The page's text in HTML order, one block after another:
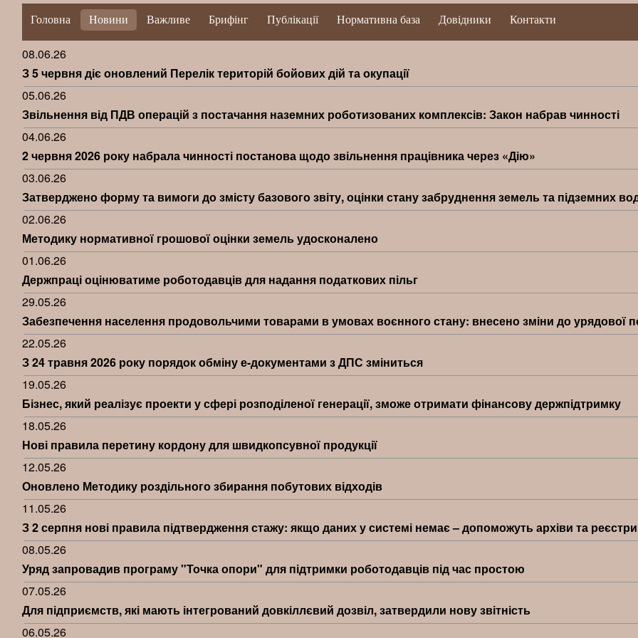
Головна Новини Важливе Брифінг Публікації Нормативна база Довідники Контакти
08.06.26
З 5 червня діє оновлений Перелік територій бойових дій та окупації
05.06.26
Звільнення від ПДВ операцій з постачання наземних роботизованих комплексів: Закон набрав чинності
04.06.26
2 червня 2026 року набрала чинності постанова щодо звільнення працівника через «Дію»
03.06.26
Затверджено форму та вимоги до змісту базового звіту, оцінки стану забруднення земель та підземних
02.06.26
Методику нормативної грошової оцінки земель удосконалено
01.06.26
Держпраці оцінюватиме роботодавців для надання податкових пільг
29.05.26
Забезпечення населення продовольчими товарами в умовах воєнного стану: внесено зміни до урядової
22.05.26
З 24 травня 2026 року порядок обміну е-документами з ДПС зміниться
19.05.26
Бізнес, який реалізує проекти у сфері розподіленої генерації, зможе отримати фінансову держпідтримку
18.05.26
Нові правила перетину кордону для швидкопсувної продукції
12.05.26
Оновлено Методику роздільного збирання побутових відходів
11.05.26
З 2 серпня нові правила підтвердження стажу: якщо даних у системі немає – допоможуть архіви та реєстри
08.05.26
Уряд запровадив програму "Точка опори" для підтримки роботодавців під час простою
07.05.26
Для підприємств, які мають інтегрований довкіллєвий дозвіл, затвердили нову звітність
06.05.26